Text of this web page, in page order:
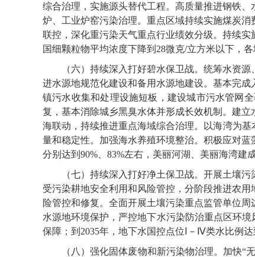
综合治理，实施源头替代工程。高质量推进钢铁
炉、工业炉窑污染治理。重点区域持续实施煤炭
联控，深化重污染天气重点行业绩效分级。持续
国细颗粒物平均浓度下降到28微克/立方米以下，
（六）持续深入打好碧水保卫战。统筹水资源
进水源地规范化建设和备用水源地建设。基本完
镇污水收集和处理设施短板，建设城市污水管网
复，基本消除城乡黑臭水体并形成长效机制。建
海联动，持续推进重点海域综合治理。以海湾为
量和稳定性。加强海水养殖环境整治。积极应对
分别达到90%、83%左右，美丽河湖、美丽海湾建
（七）持续深入打好净土保卫战。开展土壤污
受污染耕地安全利用和风险管控，分阶段推进农
险管控和修复。全面开展土壤污染重点监管单位
水源地环境保护，严控地下水污染防治重点区环
保障；到2035年，地下水国控点位Ⅰ－Ⅳ类水比例
（八）强化固体废物和新污染物治理。加快“无